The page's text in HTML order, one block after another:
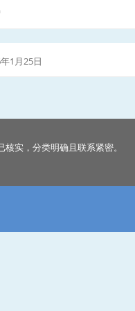
1月25日
实，分类明确且联系紧密。